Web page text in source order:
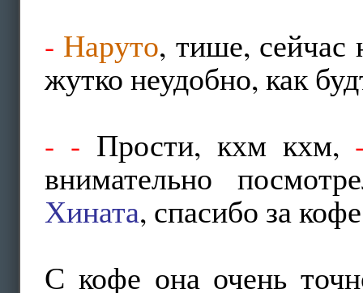
- Наруто, тише, сейчас
жутко неудобно, как
- - Прости, кхм кхм,
внимательно
Хината, спасибо за
С кофе она очень